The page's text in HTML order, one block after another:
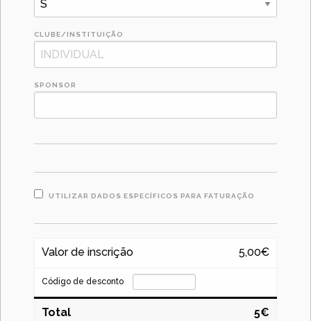
CLUBE/INSTITUIÇÃO
SPONSOR
UTILIZAR DADOS ESPECÍFICOS PARA FATURAÇÃO
Valor de inscrição 5,00€
Código de desconto
Total 5€